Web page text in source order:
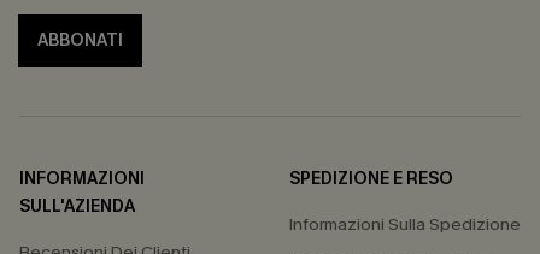
ABBONATI
INFORMAZIONI
SULL'AZIENDA
SPEDIZIONE E RESO
Informazioni Sulla Spedizione